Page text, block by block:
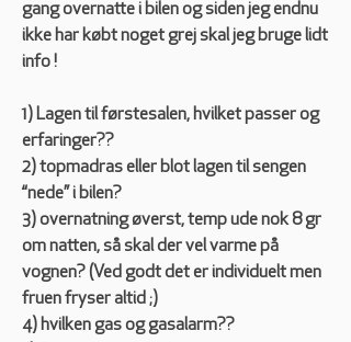
gang overnatte i bilen og siden jeg endnu
ikke har købt noget grej skal jeg bruge lidt
info !
1) Lagen til førstesalen, hvilket passer og
erfaringer??
2) topmadras eller blot lagen til sengen
“nede” i bilen?
3) overnatning øverst, temp ude nok 8 gr
om natten, så skal der vel varme på
vognen? (Ved godt det er individuelt men
fruen fryser altid ;)
4) hvilken gas og gasalarm??